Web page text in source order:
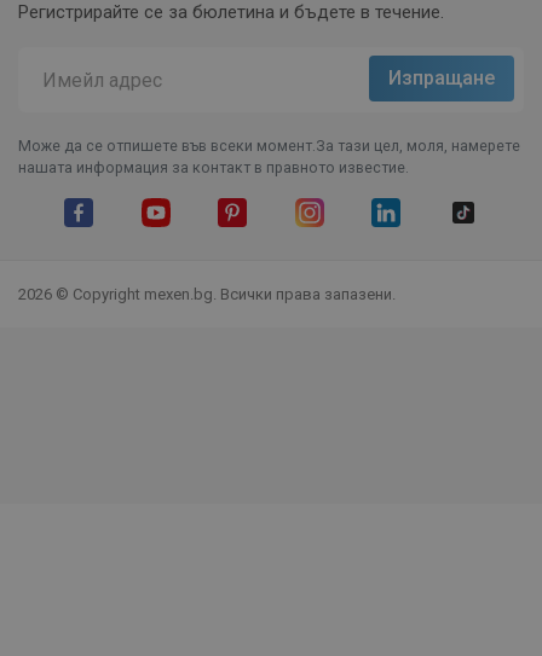
Регистрирайте се за бюлетина и бъдете в течение.
Може да се отпишете във всеки момент.За тази цел, моля, намерете
нашата информация за контакт в правното известие.
2026 © Copyright mexen.bg. Всички права запазени.